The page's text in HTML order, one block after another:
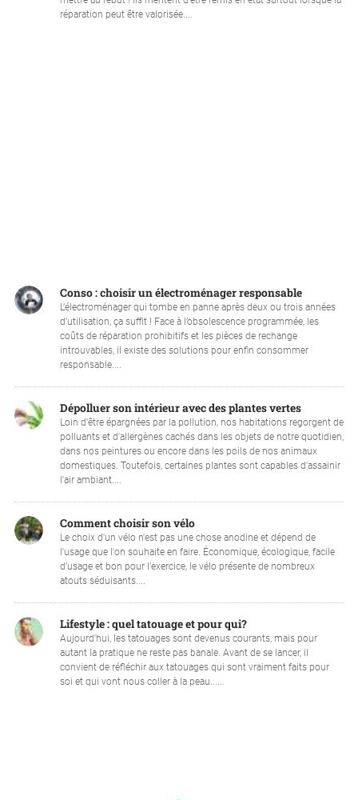
réparation peut être valorisée....
Conso : choisir un électroménager responsable
L’électroménager qui tombe en panne après deux ou trois années
d’utilisation, ça suffit ! Face à l’obsolescence programmée, les
coûts de réparation prohibitifs et les pièces de rechange
introuvables, il existe des solutions pour enfin consommer
responsable....
Dépolluer son intérieur avec des plantes vertes
Loin d'être épargnées par la pollution, nos habitations regorgent de
polluants et d'allergènes cachés dans les objets de notre quotidien,
dans nos peintures ou encore dans les poils de nos animaux
domestiques. Toutefois, certaines plantes sont capables d'assainir
l'air ambiant....
Comment choisir son vélo
Le choix d'un vélo n'est pas une chose anodine et dépend de
l'usage que l'on souhaite en faire. Économique, écologique, facile
d’usage et bon pour l’exercice, le vélo présente de nombreux
atouts séduisants....
Lifestyle : quel tatouage et pour qui?
Aujourd'hui, les tatouages sont devenus courants, mais pour
autant la pratique ne reste pas banale. Avant de se lancer, il
convient de réfléchir aux tatouages qui sont vraiment faits pour
soi et qui vont nous coller à la peau......